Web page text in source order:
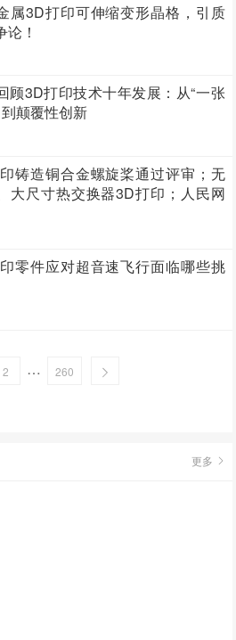
属3D打印可伸缩变形晶格，引质
论！
顾3D打印技术十年发展：从“一张
到颠覆性创新
铸造铜合金螺旋桨通过评审；无
大尺寸热交换器3D打印；人民网
家3D打印企业
零件应对超音速飞行面临哪些挑
2 … 260
更多